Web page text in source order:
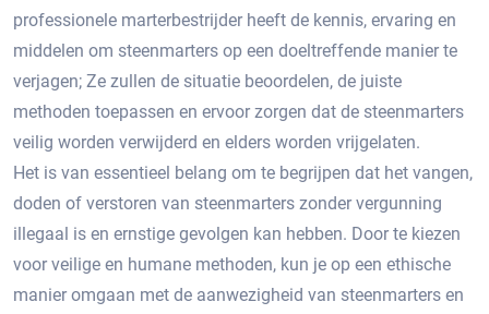
professionele marterbestrijder heeft de kennis, ervaring en
middelen om steenmarters op een doeltreffende manier te
verjagen; Ze zullen de situatie beoordelen, de juiste
methoden toepassen en ervoor zorgen dat de steenmarters
veilig worden verwijderd en elders worden vrijgelaten.​
Het is van essentieel belang om te begrijpen dat het vangen,
doden of verstoren van steenmarters zonder vergunning
illegaal is en ernstige gevolgen kan hebben.​ Door te kiezen
voor veilige en humane methoden, kun je op een ethische
manier omgaan met de aanwezigheid van steenmarters en